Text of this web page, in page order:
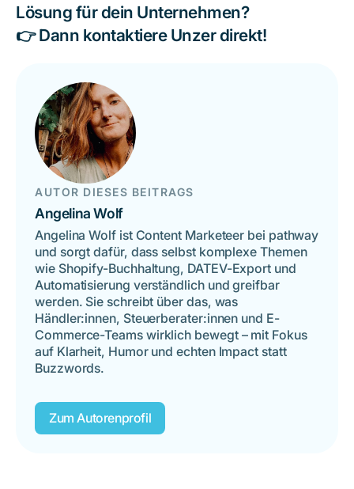
Lösung für dein Unternehmen?
👉 Dann kontaktiere Unzer direkt!
AUTOR DIESES BEITRAGS
Angelina Wolf
Angelina Wolf ist Content Marketeer bei pathway
und sorgt dafür, dass selbst komplexe Themen
wie Shopify-Buchhaltung, DATEV-Export und
Automatisierung verständlich und greifbar
werden. Sie schreibt über das, was
Händler:innen, Steuerberater:innen und E-
Commerce-Teams wirklich bewegt – mit Fokus
auf Klarheit, Humor und echten Impact statt
Buzzwords.
Zum Autorenprofil